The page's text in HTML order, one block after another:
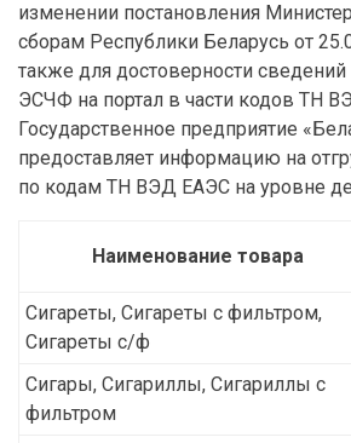
изменении постановления
сборам Республики Беларусь от
также для достоверности
ЭСЧФ на портал в части кодов ТН
Государственное предприятие
предоставляет информацию на
по кодам ТН ВЭД ЕАЭС на уровне
Наименование товара
Сигареты, Сигареты с фильтром,
Сигареты с/ф
Сигары, Сигариллы, Сигариллы с
фильтром